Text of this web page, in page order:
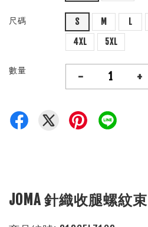
尺碼 S M L
4XL
5XL
數量 - +
JOMA 針織收腿螺紋